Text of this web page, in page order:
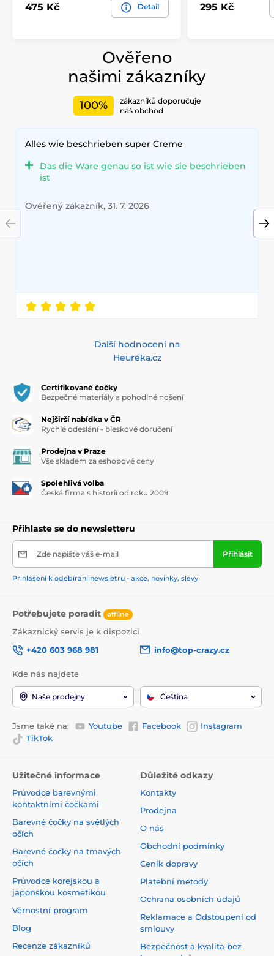
475 Kč Detail 295 Kč
Ověřeno
našimi zákazníky
100%
zákazníků doporučuje
náš obchod
Alles wie beschrieben super Creme
Das die Ware genau so ist wie sie beschrieben
ist
Ověřený zákazník, 31. 7. 2026
Další hodnocení na
Heuréka.cz
Certifikované čočky
Bezpečné materiály a pohodlné nošení
Nejširší nabídka v ČR
Rychlé odeslání - bleskové doručení
Prodejna v Praze
Vše skladem za eshopové ceny
Spolehlivá volba
Česká firma s historií od roku 2009
Přihlaste se do newsletteru
Zde napište váš e-mail Přihlásit
Přihlášení k odebírání newsletru - akce, novinky, slevy
Potřebujete poradit offline
Zákaznický servis je k dispozici
+420 603 968 981
info@top-crazy.cz
Kde nás najdete
Naše prodejny Čeština
Jsme také na: Youtube Facebook
Instagram
TikTok
Užitečné informace
Průvodce barevnými
kontaktními čočkami
Barevné čočky na světlých
očích
Barevné čočky na tmavých
očích
Průvodce korejskou a
japonskou kosmetikou
Věrnostní program
Blog
Recenze zákazníků
Důležité odkazy
Kontakty
Prodejna
O nás
Obchodní podmínky
Ceník dopravy
Platební metody
Ochrana osobních údajů
Reklamace a Odstoupení od
smlouvy
Bezpečnost a kvalita bez